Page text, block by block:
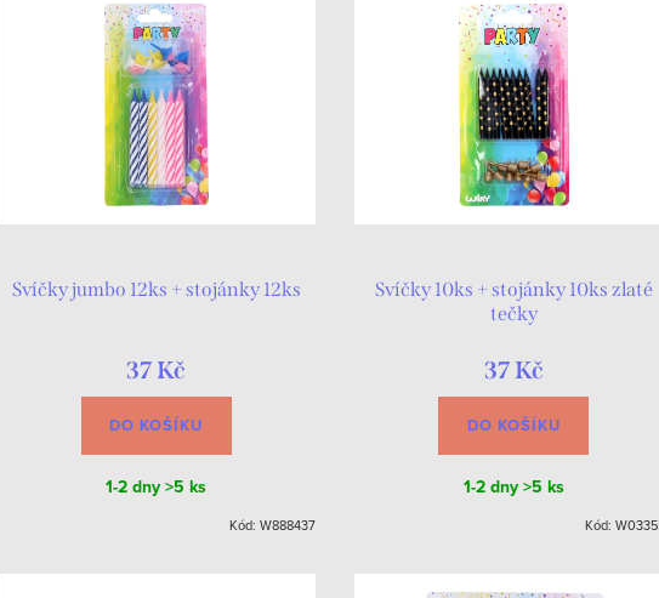
Svíčky jumbo 12ks + stojánky 12ks
37 Kč
DO KOŠÍKU
1-2 dny>5 ks
Kód: W888437
Svíčky 10ks + stojánky 10ks zlaté
tečky
37 Kč
DO KOŠÍKU
1-2 dny >5 ks
Kód: